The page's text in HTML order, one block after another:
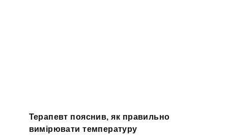
Терапевт пояснив, як правильно
вимірювати температуру